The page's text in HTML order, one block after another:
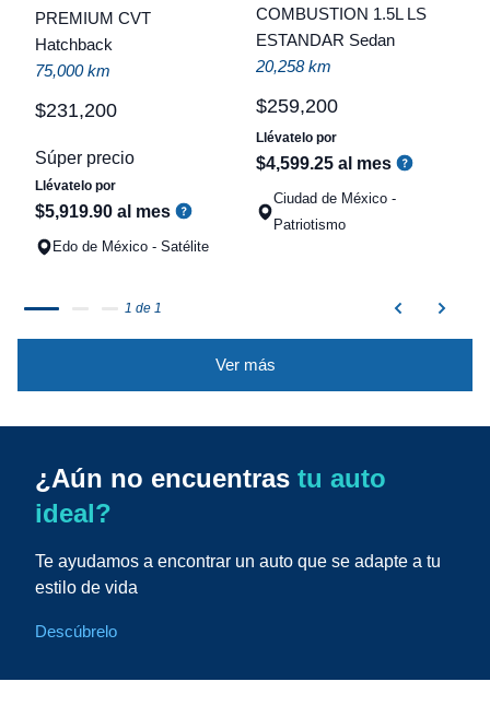
PREMIUM CVT
Hatchback
75,000 km
$231,200
Súper precio
Llévatelo por
$5,919.90 al mes
Edo de México - Satélite
COMBUSTION 1.5L LS
ESTANDAR Sedan
20,258 km
$259,200
Llévatelo por
$4,599.25 al mes
Ciudad de México -
Patriotismo
1 de 1
Ver más
¿Aún no encuentras tu auto
ideal?
Te ayudamos a encontrar un auto que se adapte a tu
estilo de vida
Descúbrelo